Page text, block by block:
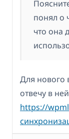
понял о
что она
Для нового
отвечу в
https://